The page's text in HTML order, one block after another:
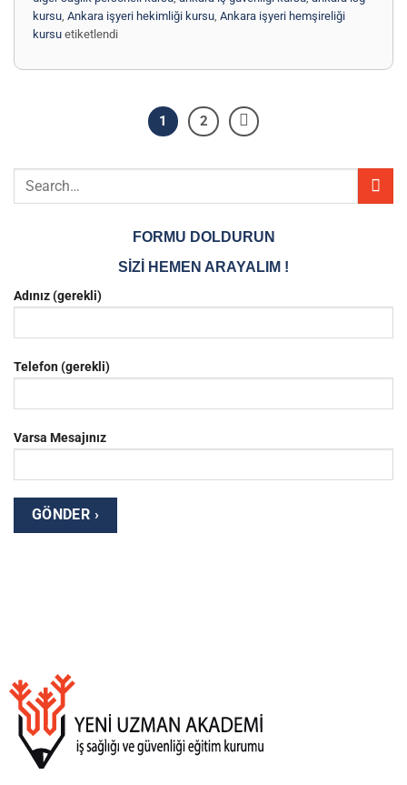
kursu Ankara işyeri hekimliği kursu Ankara işyeri hemşireliği
kursu etiketlendi
1 2
FORMU DOLDURUN
SİZİ HEMEN ARAYALIM !
Adınız (gerekli)
Telefon (gerekli)
Varsa Mesajınız